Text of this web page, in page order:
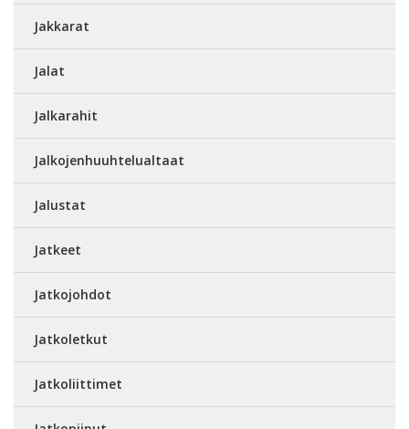
Jakkarat
Jalat
Jalkarahit
Jalkojenhuuhtelualtaat
Jalustat
Jatkeet
Jatkojohdot
Jatkoletkut
Jatkoliittimet